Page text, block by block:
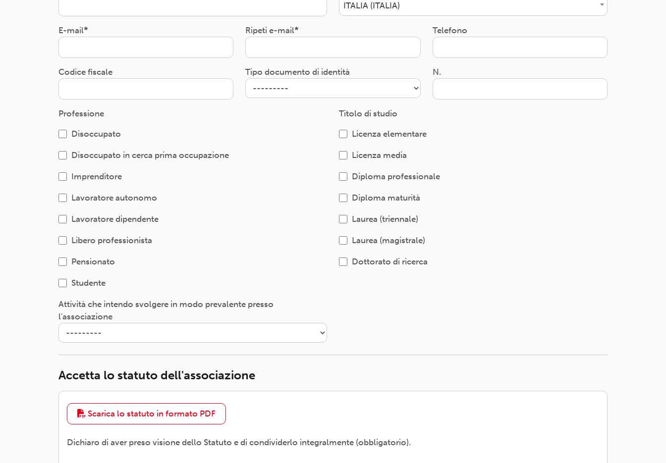
ITALIA (ITALIA)
E-mail Ripeti e-mail Telefono
Codice fiscale Tipo documento di identità N.
Professione
Disoccupato
Disoccupato in cerca prima occupazione
Imprenditore
Lavoratore autonomo
Lavoratore dipendente
Libero professionista
Pensionato
Studente
Titolo di studio
Licenza elementare
Licenza media
Diploma professionale
Diploma maturità
Laurea (triennale)
Laurea (magistrale)
Dottorato di ricerca
Attività che intendo svolgere in modo prevalente presso
l'associazione
Accetta lo statuto dell'associazione
Scarica lo statuto in formato PDF
Dichiaro di aver preso visione dello Statuto e di condividerlo integralmente (obbligatorio).